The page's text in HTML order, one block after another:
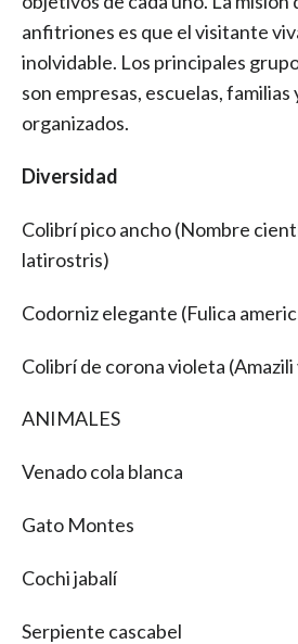
anfitriones es que el visitante
inolvidable. Los principales
son empresas, escuelas, familias
organizados.
Diversidad
Colibrí pico ancho (Nombre
latirostris)
Codorniz elegante (Fulica
Colibrí de corona violeta
ANIMALES
Venado cola blanca
Gato Montes
Cochi jabalí
Serpiente cascabel